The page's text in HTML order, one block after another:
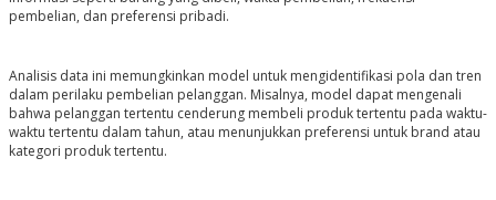
pembelian, dan preferensi pribadi.
Analisis data ini memungkinkan model untuk mengidentifikasi pola dan tren
dalam perilaku pembelian pelanggan. Misalnya, model dapat mengenali
bahwa pelanggan tertentu cenderung membeli produk tertentu pada waktu-
waktu tertentu dalam tahun, atau menunjukkan preferensi untuk brand atau
kategori produk tertentu.